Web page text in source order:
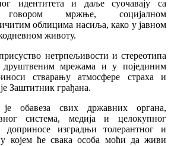
идентитета и даље суочавају са
говором мржње, социјалном
облицима насиља, како у јавном
животу.
нетрпељивости и стереотипа
друштвеним мрежама и у појединим
стварању атмосфере страха и
Заштитник грађана.
обавеза свих државних органа,
система, медија и целокупног
изградњи толерантног и
којем ће свака особа моћи да живи